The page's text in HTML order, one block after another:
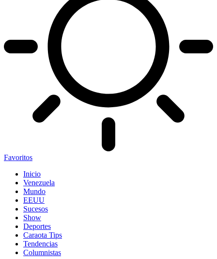
Favoritos
Inicio
Venezuela
Mundo
EEUU
Sucesos
Show
Deportes
Caraota Tips
Tendencias
Columnistas